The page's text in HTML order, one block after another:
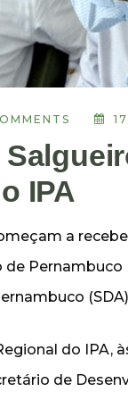
IPA
a
Pernambuco
do IPA,
de